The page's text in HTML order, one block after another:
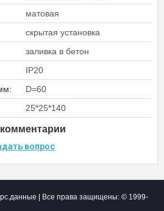
матовая
скрытая установка
заливка в бетон
IP20
D=60
25*25*140
вопрос
| Все права защищены: © 1999-